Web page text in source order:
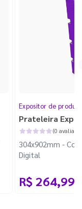
Expositor de
Prateleira
(0
304x902mm -
Digital
R$ 264,99